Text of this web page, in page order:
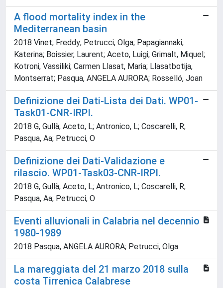
A flood mortality index in the
Mediterranean basin
2018 Vinet, Freddy; Petrucci, Olga; Papagiannaki,
Katerina; Boissier, Laurent; Aceto, Luigi; Grimalt, Miquel;
Kotroni, Vassiliki; Carmen Llasat, Maria; Llasatbotija,
Montserrat; Pasqua, ANGELA AURORA; Rosselló, Joan
Definizione dei Dati-Lista dei Dati. WP01-
Task01-CNR-IRPI.
2018 G, Gullà; Aceto, L; Antronico, L; Coscarelli, R;
Pasqua, Aa; Petrucci, O
Definizione dei Dati-Validazione e
rilascio. WP01-Task03-CNR-IRPI.
2018 G, Gullà; Aceto, L; Antronico, L; Coscarelli, R;
Pasqua, Aa; Petrucci, O
Eventi alluvionali in Calabria nel decennio
1980-1989
2018 Pasqua, ANGELA AURORA; Petrucci, Olga
La mareggiata del 21 marzo 2018 sulla
costa Tirrenica Calabrese